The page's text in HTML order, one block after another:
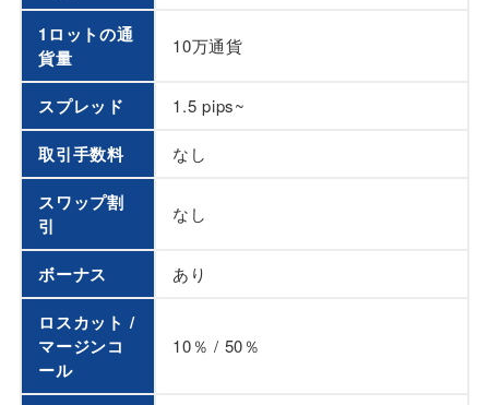
1ロットの通
貨量
10万通貨
スプレッド 1.5 pips~
取引手数料 なし
スワップ割
引
なし
ボーナス あり
ロスカット /
マージンコ
ール
10％ / 50％